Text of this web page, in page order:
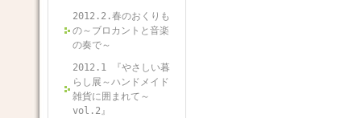
2012.2.春のおくりも
の～ブロカントと音楽
の奏で～
2012.1 『やさしい暮
らし展～ハンドメイド
雑貨に囲まれて～
vol.2』